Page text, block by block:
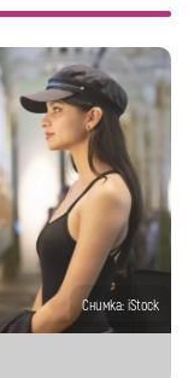
Снимка: iStock